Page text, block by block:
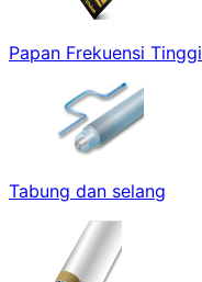
Papan Frekuensi Tinggi
Tabung dan selang